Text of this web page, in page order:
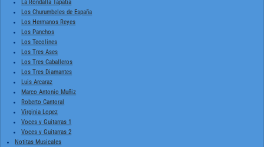
La Rondalla Tapatia
Los Churumbeles de España
Los Hermanos Reyes
Los Panchos
Los Tecolines
Los Tres Ases
Los Tres Caballeros
Los Tres Diamantes
Luis Arcaraz
Marco Antonio Muñiz
Roberto Cantoral
Virginia Lopez
Voces y Guitarras 1
Voces y Guitarras 2
Notitas Musicales